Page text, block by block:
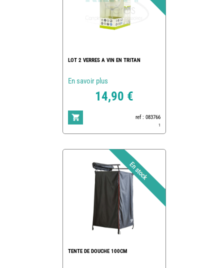
LOT 2 VERRES A VIN EN TRITAN
En savoir plus
14,90 €
ref : 083766
1
TENTE DE DOUCHE 100CM